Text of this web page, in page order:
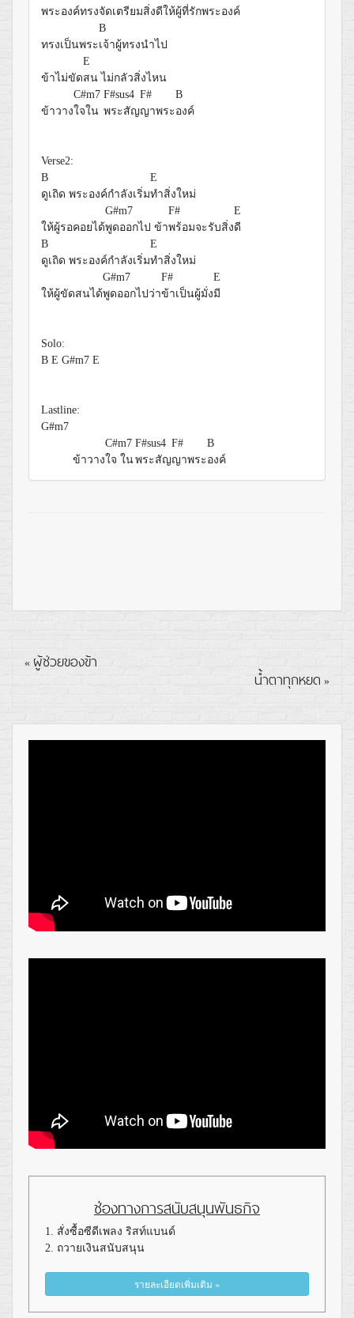
พระองค์ทรงจัดเตรียมสิ่งดีให้ผู้ที่รักพระองค์
B
ทรงเป็นพระเจ้าผู้ทรงนำไป
E
ข้าไม่ขัดสน ไม่กลัวสิ่งไหน
C#m7 F#sus4 F#
B
ข้าวางใจใน พระสัญญาพระองค์
Verse2:
B
E
ดูเถิด พระองค์กำลังเริ่มทำสิ่งใหม่
G#m7
F#
E
ให้ผู้รอคอยได้พูดออกไป ข้าพร้อมจะรับสิ่งดี
B
E
ดูเถิด พระองค์กำลังเริ่มทำสิ่งใหม่
G#m7
F#
E
ให้ผู้ขัดสนได้พูดออกไปว่าข้าเป็นผู้มั่งมี
Solo:
B E G#m7 E
Lastline:
G#m7
C#m7 F#sus4 F#
B
ข้าวางใจ ในพระสัญญาพระองค์
« ผู้ช่วยของข้า
น้ำตาทุกหยด »
ช่องทางการสนับสนุนพันธกิจ
1. สั่งซื้อซีดีเพลง ริสท์แบนด์
2. ถวายเงินสนับสนุน
รายละเอียดเพิ่มเติม »